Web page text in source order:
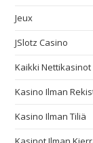
Jeux
JSlotz Casino
Kaikki Nettikasinot
Kasino Ilman
Kasino Ilman Tiliä